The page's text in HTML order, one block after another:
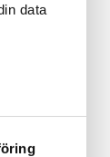
data
ändra